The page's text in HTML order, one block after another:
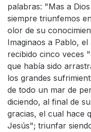
palabras: "Mas a
siempre triunfemos
olor de su
Imaginaos a Pablo,
recibido cinco veces
que había sido
los grandes
de todo un mar de
diciendo, al final de
gracias, el cual hace
Jesús"; triunfar